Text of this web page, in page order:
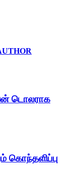
டொலராக
கொந்தளிப்பு